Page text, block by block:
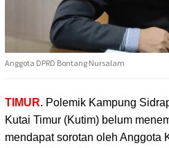
Anggota DPRD Bontang Nursalam
TIMUR. Polemik Kampung
Kutai Timur (Kutim) belum
mendapat sorotan oleh Anggota